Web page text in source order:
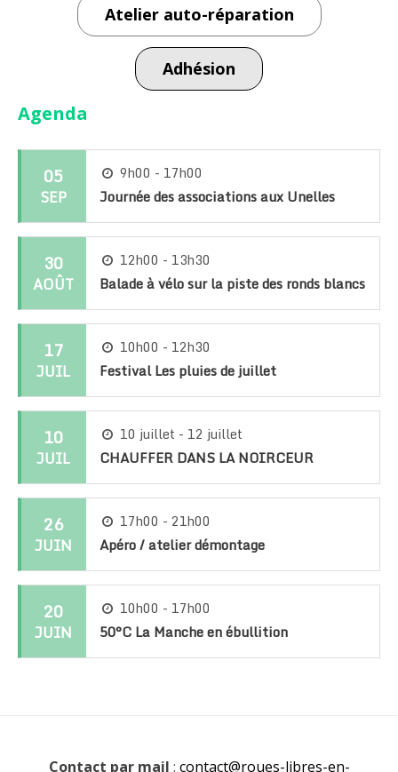
Atelier auto-réparation
Adhésion
Agenda
05
SEP
9h00 - 17h00
Journée des associations aux Unelles
30
AOÛT
12h00 - 13h30
Balade à vélo sur la piste des ronds blancs
17
JUIL
10h00 - 12h30
Festival Les pluies de juillet
10
JUIL
10 juillet - 12 juillet
CHAUFFER DANS LA NOIRCEUR
26
JUIN
17h00 - 21h00
Apéro / atelier démontage
20
JUIN
10h00 - 17h00
50°C La Manche en ébullition
Contact par mail : contact@roues-libres-en-